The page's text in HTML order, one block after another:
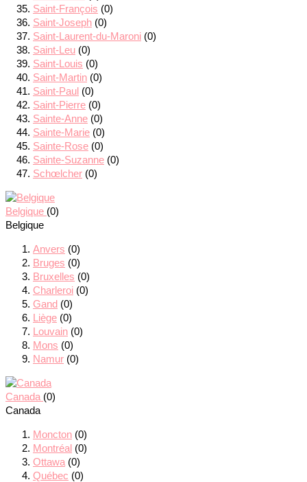
Saint-François (0)
Saint-Joseph (0)
Saint-Laurent-du-Maroni (0)
Saint-Leu (0)
Saint-Louis (0)
Saint-Martin (0)
Saint-Paul (0)
Saint-Pierre (0)
Sainte-Anne (0)
Sainte-Marie (0)
Sainte-Rose (0)
Sainte-Suzanne (0)
Schœlcher (0)
Belgique (0)
Belgique
Anvers (0)
Bruges (0)
Bruxelles (0)
Charleroi (0)
Gand (0)
Liège (0)
Louvain (0)
Mons (0)
Namur (0)
Canada (0)
Canada
Moncton (0)
Montréal (0)
Ottawa (0)
Québec (0)